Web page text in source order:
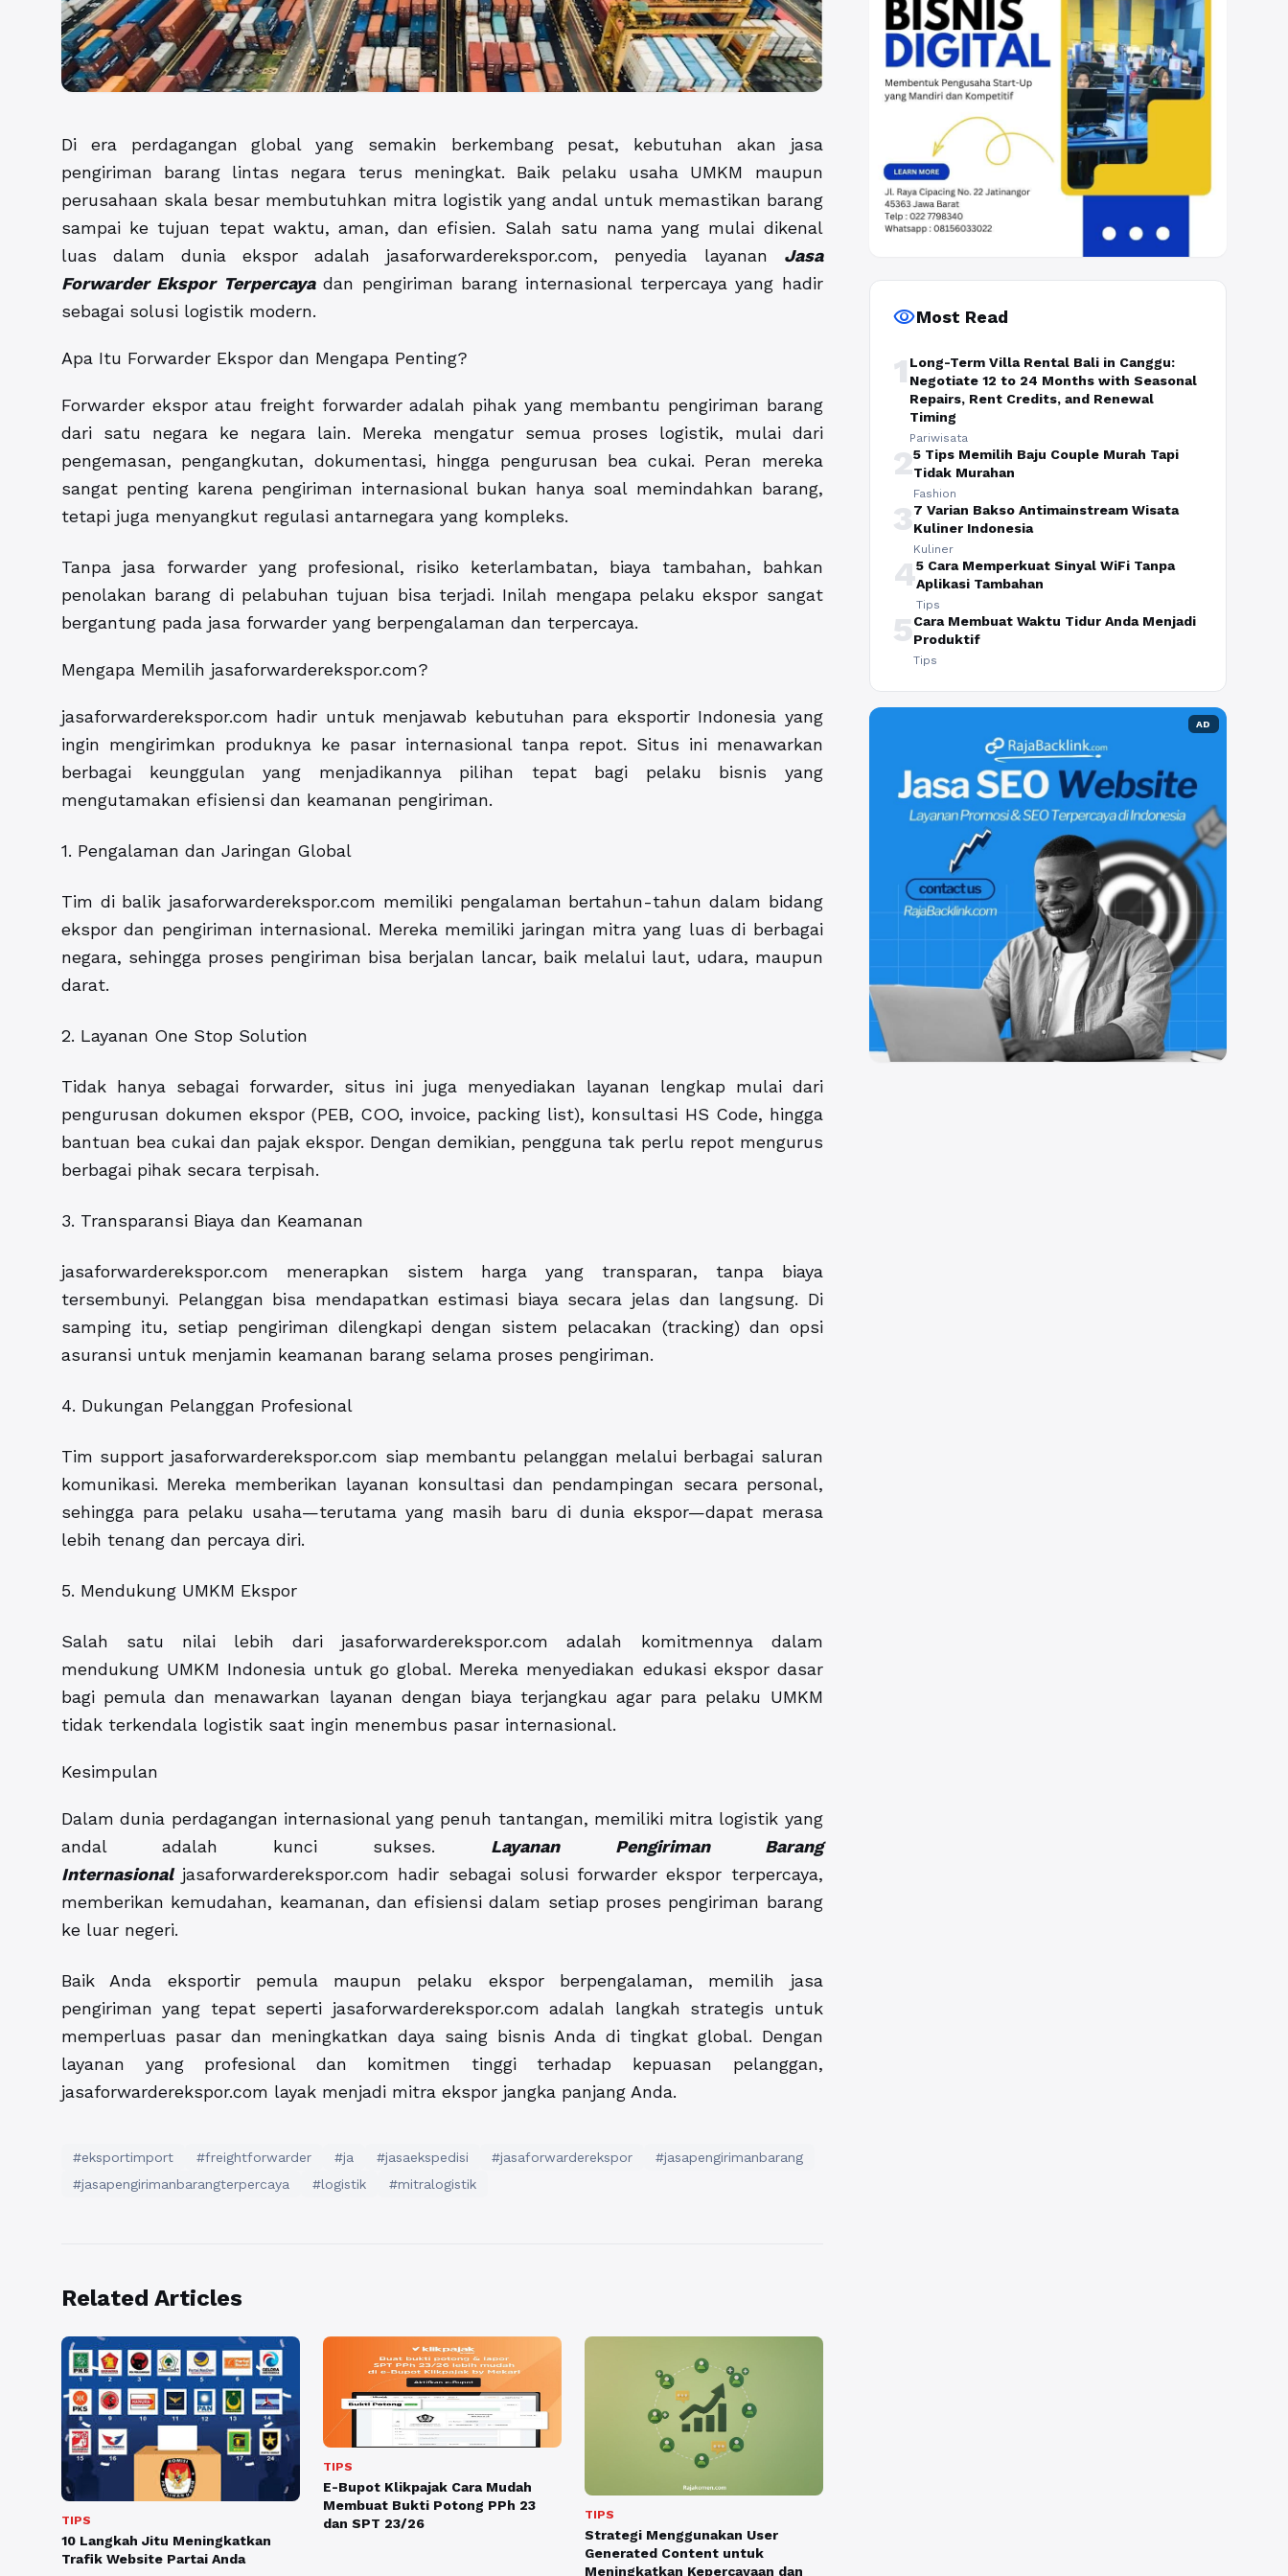
Di era perdagangan global yang semakin berkembang pesat, kebutuhan akan jasa
pengiriman barang lintas negara terus meningkat. Baik pelaku usaha UMKM maupun
perusahaan skala besar membutuhkan mitra logistik yang andal untuk memastikan barang
sampai ke tujuan tepat waktu, aman, dan efisien. Salah satu nama yang mulai dikenal
luas dalam dunia ekspor adalah jasaforwarderekspor.com, penyedia layanan Jasa
Forwarder Ekspor Terpercayadan pengiriman barang internasional terpercaya yang hadir
sebagai solusi logistik modern.
Apa Itu Forwarder Ekspor dan Mengapa Penting?
Forwarder ekspor atau freight forwarder adalah pihak yang membantu pengiriman barang
dari satu negara ke negara lain. Mereka mengatur semua proses logistik, mulai dari
pengemasan, pengangkutan, dokumentasi, hingga pengurusan bea cukai. Peran mereka
sangat penting karena pengiriman internasional bukan hanya soal memindahkan barang,
tetapi juga menyangkut regulasi antarnegara yang kompleks.
Tanpa jasa forwarder yang profesional, risiko keterlambatan, biaya tambahan, bahkan
penolakan barang di pelabuhan tujuan bisa terjadi. Inilah mengapa pelaku ekspor sangat
bergantung pada jasa forwarder yang berpengalaman dan terpercaya.
Mengapa Memilih jasaforwarderekspor.com?
jasaforwarderekspor.com hadir untuk menjawab kebutuhan para eksportir Indonesia yang
ingin mengirimkan produknya ke pasar internasional tanpa repot. Situs ini menawarkan
berbagai keunggulan yang menjadikannya pilihan tepat bagi pelaku bisnis yang
mengutamakan efisiensi dan keamanan pengiriman.
1. Pengalaman dan Jaringan Global
Tim di balik jasaforwarderekspor.com memiliki pengalaman bertahun-tahun dalam bidang
ekspor dan pengiriman internasional. Mereka memiliki jaringan mitra yang luas di berbagai
negara, sehingga proses pengiriman bisa berjalan lancar, baik melalui laut, udara, maupun
darat.
2. Layanan One Stop Solution
Tidak hanya sebagai forwarder, situs ini juga menyediakan layanan lengkap mulai dari
pengurusan dokumen ekspor (PEB, COO, invoice, packing list), konsultasi HS Code, hingga
bantuan bea cukai dan pajak ekspor. Dengan demikian, pengguna tak perlu repot mengurus
berbagai pihak secara terpisah.
3. Transparansi Biaya dan Keamanan
jasaforwarderekspor.com menerapkan sistem harga yang transparan, tanpa biaya
tersembunyi. Pelanggan bisa mendapatkan estimasi biaya secara jelas dan langsung. Di
samping itu, setiap pengiriman dilengkapi dengan sistem pelacakan (tracking) dan opsi
asuransi untuk menjamin keamanan barang selama proses pengiriman.
4. Dukungan Pelanggan Profesional
Tim support jasaforwarderekspor.com siap membantu pelanggan melalui berbagai saluran
komunikasi. Mereka memberikan layanan konsultasi dan pendampingan secara personal,
sehingga para pelaku usaha—terutama yang masih baru di dunia ekspor—dapat merasa
lebih tenang dan percaya diri.
5. Mendukung UMKM Ekspor
Salah satu nilai lebih dari jasaforwarderekspor.com adalah komitmennya dalam
mendukung UMKM Indonesia untuk go global. Mereka menyediakan edukasi ekspor dasar
bagi pemula dan menawarkan layanan dengan biaya terjangkau agar para pelaku UMKM
tidak terkendala logistik saat ingin menembus pasar internasional.
Kesimpulan
Dalam dunia perdagangan internasional yang penuh tantangan, memiliki mitra logistik yang
andal adalah kunci sukses. Layanan Pengiriman Barang
Internasionaljasaforwarderekspor.com hadir sebagai solusi forwarder ekspor terpercaya,
memberikan kemudahan, keamanan, dan efisiensi dalam setiap proses pengiriman barang
ke luar negeri.
Baik Anda eksportir pemula maupun pelaku ekspor berpengalaman, memilih jasa
pengiriman yang tepat seperti jasaforwarderekspor.com adalah langkah strategis untuk
memperluas pasar dan meningkatkan daya saing bisnis Anda di tingkat global. Dengan
layanan yang profesional dan komitmen tinggi terhadap kepuasan pelanggan,
jasaforwarderekspor.com layak menjadi mitra ekspor jangka panjang Anda.
#eksportimport #freightforwarder #ja #jasaekspedisi #jasaforwarderekspor
#jasapengirimanbarang
#jasapengirimanbarangterpercaya
#logistik #mitralogistik
Related Articles
TIPS
10 Langkah Jitu Meningkatkan
Trafik Website Partai Anda
TIPS
E-Bupot Klikpajak Cara Mudah
Membuat Bukti Potong PPh 23
dan SPT 23/26
TIPS
Strategi Menggunakan User
Generated Content untuk
Meningkatkan Kepercayaan dan
visibilityMost Read
1 Long-Term Villa Rental Bali in Canggu:
Negotiate 12 to 24 Months with Seasonal
Repairs, Rent Credits, and Renewal
Timing
Pariwisata
25 Tips Memilih Baju Couple Murah Tapi
Tidak Murahan
Fashion
37 Varian Bakso Antimainstream Wisata
Kuliner Indonesia
Kuliner
45 Cara Memperkuat Sinyal WiFi Tanpa
Aplikasi Tambahan
Tips
5Cara Membuat Waktu Tidur Anda Menjadi
Produktif
Tips
AD